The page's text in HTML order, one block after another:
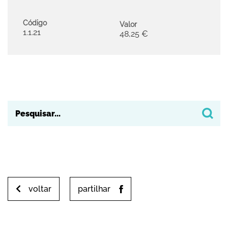
Código
1.1.21
Valor
48,25 €
voltar partilhar